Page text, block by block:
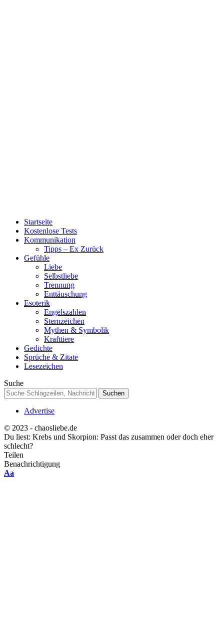
Startseite
Kostenlose Tests
Kommunikation
Tipps – Ex Zurück
Gefühle
Liebe
Selbstliebe
Trennung
Enttäuschung
Esoterik
Engelszahlen
Sternzeichen
Mythen & Symbolik
Krafttiere
Gedichte
Sprüche & Zitate
Lesezeichen
Suche
Advertise
© 2023 - chaosliebe.de
Du liest: Krebs und Skorpion: Passt das zusammen oder doch eher
schlecht?
Teilen
Benachrichtigung
Font
Aa